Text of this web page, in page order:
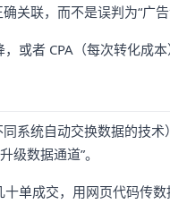
关联，而不是误判为“广告
或者 CPA（每次转化成
系统自动交换数据的技
级数据通道”。
单成交，用网页代码传